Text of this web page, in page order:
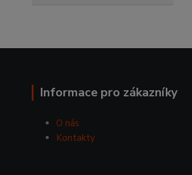
Informace pro zákazníky
O nás
Kontakty